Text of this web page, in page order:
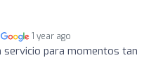
1 year ago
servicio para momentos tan